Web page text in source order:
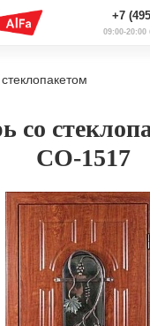
+7
09:00-
со
СО-1517